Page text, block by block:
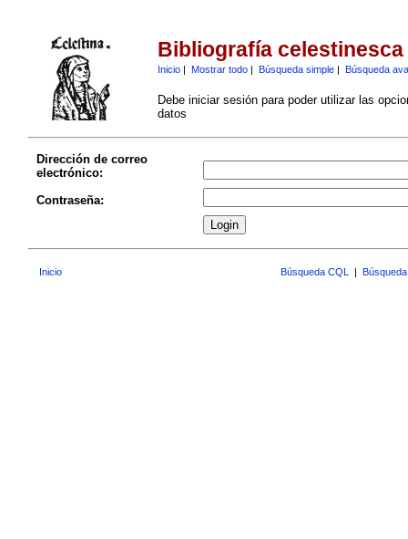
Bibliografía celestinesca
Inicio| Mostrar todo| Búsqueda simple| Búsqueda
Debe iniciar sesión para poder utilizar las
datos
Dirección de correo
electrónico:
Contraseña:
Inicio Búsqueda CQL |